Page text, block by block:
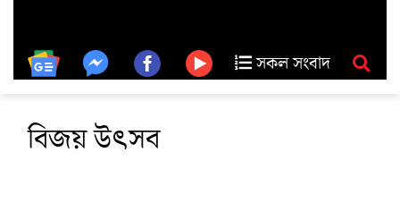
সকল সংবাদ
বিজয় উৎসব